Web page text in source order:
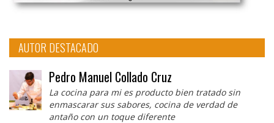
AUTOR DESTACADO
Pedro Manuel Collado Cruz
La cocina para mi es producto bien tratado sin
enmascarar sus sabores, cocina de verdad de
antaño con un toque diferente